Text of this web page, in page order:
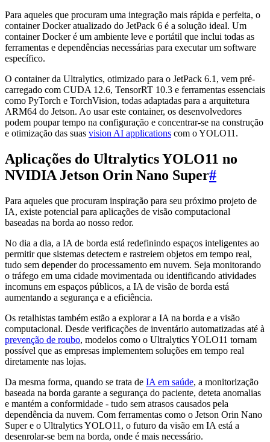
Para aqueles que procuram uma integração mais rápida e perfeita, o
container Docker atualizado do JetPack 6 é a solução ideal. Um
container Docker é um ambiente leve e portátil que inclui todas as
ferramentas e dependências necessárias para executar um software
específico.
O container da Ultralytics, otimizado para o JetPack 6.1, vem pré-
carregado com CUDA 12.6, TensorRT 10.3 e ferramentas essenciais
como PyTorch e TorchVision, todas adaptadas para a arquitetura
ARM64 do Jetson. Ao usar este container, os desenvolvedores
podem poupar tempo na configuração e concentrar-se na construção
e otimização das suas vision AI applications com o YOLO11.
Aplicações do Ultralytics YOLO11 no
NVIDIA Jetson Orin Nano Super#
Para aqueles que procuram inspiração para seu próximo projeto de
IA, existe potencial para aplicações de visão computacional
baseadas na borda ao nosso redor.
No dia a dia, a IA de borda está redefinindo espaços inteligentes ao
permitir que sistemas detectem e rastreiem objetos em tempo real,
tudo sem depender do processamento em nuvem. Seja monitorando
o tráfego em uma cidade movimentada ou identificando atividades
incomuns em espaços públicos, a IA de visão de borda está
aumentando a segurança e a eficiência.
Os retalhistas também estão a explorar a IA na borda e a visão
computacional. Desde verificações de inventário automatizadas até à
prevenção de roubo, modelos como o Ultralytics YOLO11 tornam
possível que as empresas implementem soluções em tempo real
diretamente nas lojas.
Da mesma forma, quando se trata de IA em saúde, a monitorização
baseada na borda garante a segurança do paciente, deteta anomalias
e mantém a conformidade - tudo sem atrasos causados pela
dependência da nuvem. Com ferramentas como o Jetson Orin Nano
Super e o Ultralytics YOLO11, o futuro da visão em IA está a
desenrolar-se bem na borda, onde é mais necessário.